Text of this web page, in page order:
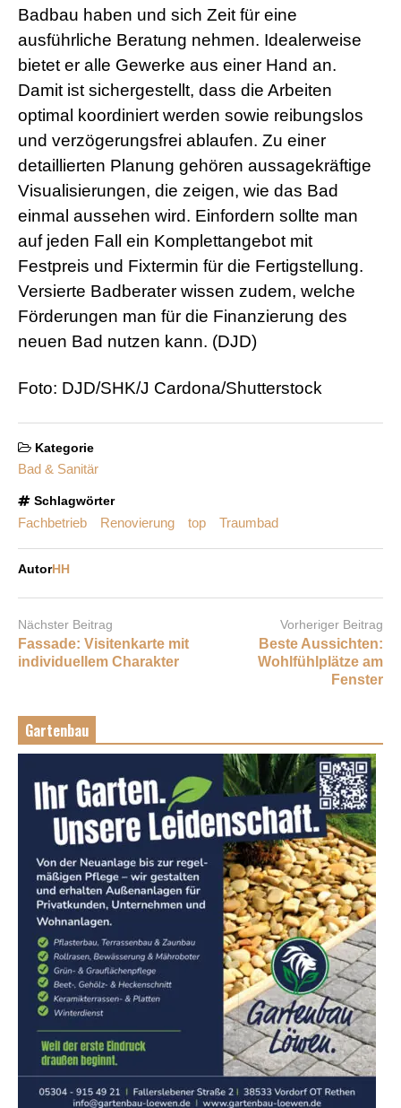
Badbau haben und sich Zeit für eine
ausführliche Beratung nehmen. Idealerweise
bietet er alle Gewerke aus einer Hand an.
Damit ist sichergestellt, dass die Arbeiten
optimal koordiniert werden sowie reibungslos
und verzögerungsfrei ablaufen. Zu einer
detaillierten Planung gehören aussagekräftige
Visualisierungen, die zeigen, wie das Bad
einmal aussehen wird. Einfordern sollte man
auf jeden Fall ein Komplettangebot mit
Festpreis und Fixtermin für die Fertigstellung.
Versierte Badberater wissen zudem, welche
Förderungen man für die Finanzierung des
neuen Bad nutzen kann. (DJD)
Foto: DJD/SHK/J Cardona/Shutterstock
Kategorie
Bad & Sanitär
Schlagwörter
Fachbetrieb Renovierung top Traumbad
AutorHH
Nächster Beitrag
Fassade: Visitenkarte mit
individuellem Charakter
Vorheriger Beitrag
Beste Aussichten:
Wohlfühlplätze am
Fenster
Gartenbau